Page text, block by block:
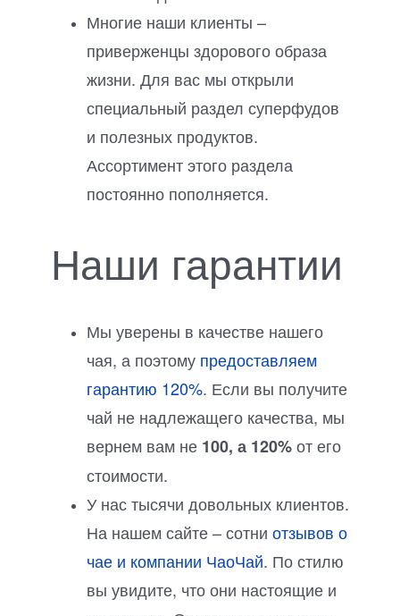
Многие наши клиенты –
приверженцы здорового образа
жизни. Для вас мы открыли
специальный раздел суперфудов
и полезных продуктов.
Ассортимент этого раздела
постоянно пополняется.
Наши гарантии
Мы уверены в качестве нашего
чая, а поэтому предоставляем
гарантию 120%. Если вы получите
чай не надлежащего качества, мы
вернем вам не 100, а 120%от его
стоимости.
У нас тысячи довольных клиентов.
На нашем сайте – сотни отзывов о
чае и компании ЧаоЧай. По стилю
вы увидите, что они настоящие и